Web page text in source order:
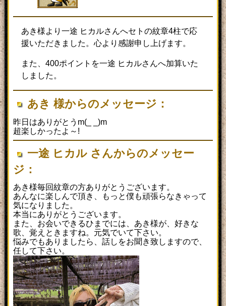
あき様より一途 ヒカルさんへセトの紋章4柱で応
援いただきました。心より感謝申し上げます。
また、400ポイントを一途 ヒカルさんへ加算いた
しました。
あき 様からのメッセージ：
昨日はありがとうm(_ _)m
超楽しかったよ～!
一途 ヒカル さんからのメッセー
ジ：
あき様毎回紋章の方ありがとうございます。
あんなに楽しんで頂き、もっと僕も頑張らなきゃって
気になりました。
本当にありがとうございます。
また、お会いできるひまでには、あき様が、好きな
歌、覚えときますね。元気でいて下さい。
悩みでもありましたら、話しをお聞き致しますので、
任して下さい。